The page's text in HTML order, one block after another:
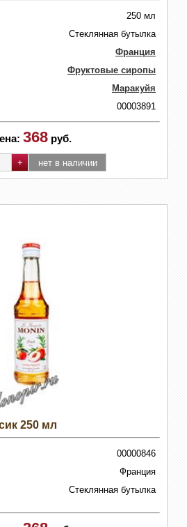
250 мл
Стеклянная бутылка
Франция
Фруктовые сиропы
Маракуйя
00003891
368 руб.
250 мл
00000846
Франция
Стеклянная бутылка